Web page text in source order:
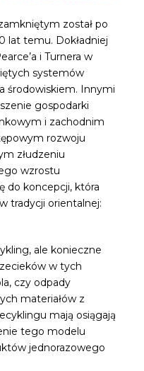
został po
lat temu. Dokładniej
i Turnera w
systemów
środowiskiem. Innymi
gospodarki
i zachodnim
rozwoju
złudzeniu
wzrostu
do koncepcji, która
tradycji orientalnej:
ale konieczne
w tych
czy odpady
materiałów z
mają osiągają
tego modelu
jednorazowego